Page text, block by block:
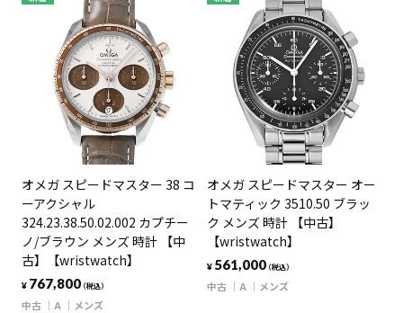
オメガ スピードマスター 38 コ
ーアクシャル
324.23.38.50.02.002 カプチー
ノ/ブラウン メンズ 時計 【中
古】【wristwatch】
¥ 767,800（税込）
中古 A メンズ
オメガ スピードマスター オー
トマティック 3510.50 ブラッ
ク メンズ 時計 【中古】
【wristwatch】
¥ 561,000（税込）
中古 A メンズ